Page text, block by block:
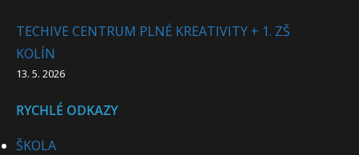
TECHIVE CENTRUM PLNÉ KREATIVITY + 1. ZŠ
KOLÍN
13. 5. 2026
RYCHLÉ ODKAZY
ŠKOLA